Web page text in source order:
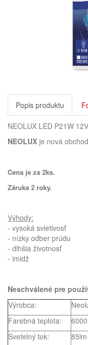
Popis produktu
NEOLUX LED P21W
NEOLUX je nová
Cena je za 2ks.
Záruka 2 roky.
Výhody:
- vysoká svietivosť
- nízky odber prúdu
- dlhšia životnosť
- imidž
Neschválené pre
Výrobca:
Farebná teplota:
Svetelný tok:
85lm